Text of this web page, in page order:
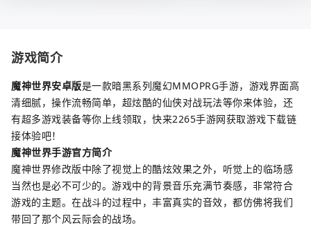
游戏简介
魔神世界安卓版是一款暗黑系列魔幻MMOPRG手游，游戏界面高
清细腻，操作流畅简单，超炫酷的仙侠对战玩法等你来体验，还
有超多游戏装备等你上线领取，快来2265手游网获取游戏下载链
接体验吧！
魔神世界手游官方简介
魔神世界修改版中除了视觉上的酷炫效果之外，听觉上的临场感
当然也是必不可少的。游戏中的背景音乐充满节奏感，非常符合
游戏的主题。在战斗的过程中，丰富真实的音效，都仿佛将我们
带回了那个风云际会的战场。